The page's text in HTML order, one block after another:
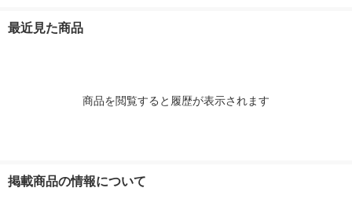
紙クレシア
最近見た商品
商品を閲覧すると履歴が表示されます
掲載商品の情報について